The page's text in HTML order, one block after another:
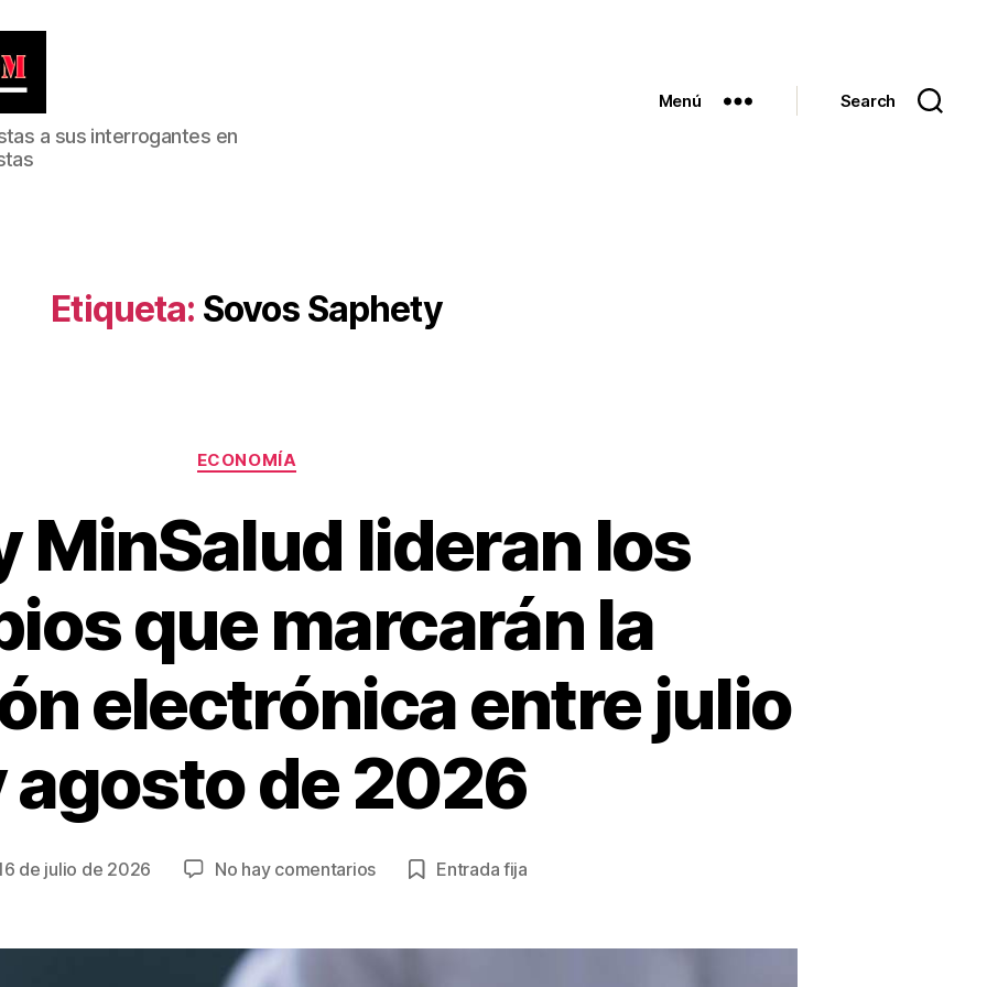
a sus interrogantes en
Menú Search
Etiqueta: Sovos Saphety
Categorías
ECONOMÍA
MinSalud lideran los
que marcarán la
electrónica entre julio
agosto de 2026
de julio de 2026 No hay comentariosen
MinSalud
Entrada fija